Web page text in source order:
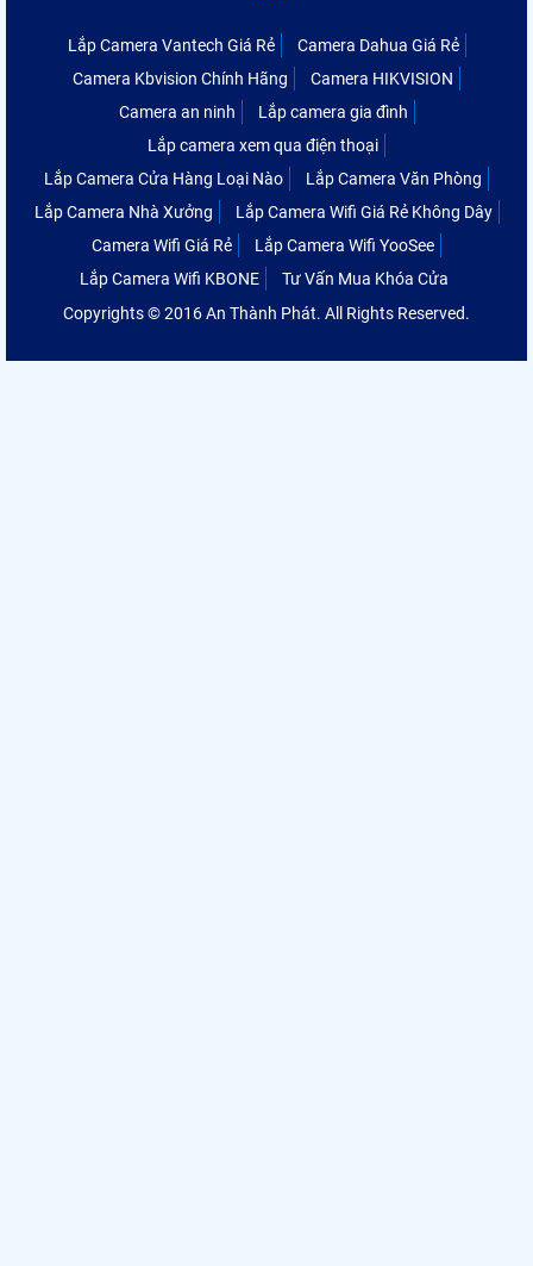
Lắp Camera Vantech Giá Rẻ
Camera Dahua Giá Rẻ
Camera Kbvision Chính Hãng
Camera HIKVISION
Camera an ninh
Lắp camera gia đình
Lắp camera xem qua điện thoại
Lắp Camera Cửa Hàng Loại Nào
Lắp Camera Văn Phòng
Lắp Camera Nhà Xưởng
Lắp Camera Wifi Giá Rẻ Không Dây
Camera Wifi Giá Rẻ
Lắp Camera Wifi YooSee
Lắp Camera Wifi KBONE
Tư Vấn Mua Khóa Cửa
Copyrights © 2016 An Thành Phát. All Rights Reserved.